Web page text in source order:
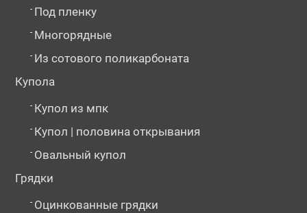
- Под пленку
- Многорядные
- Из сотового поликарбоната
Купола
- Купол из мпк
- Купол | половина открывания
- Овальный купол
Грядки
- Оцинкованные грядки